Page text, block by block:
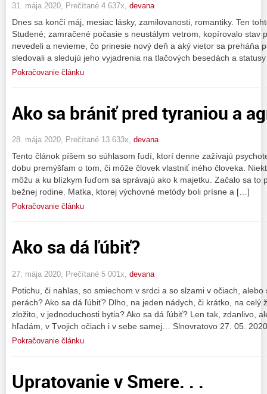
31. mája 2020, Prečítané 4 637x, devana
Dnes sa končí máj, mesiac lásky, zamilovanosti, romantiky. Ten
Studené, zamračené počasie s neustálym vetrom, kopírovalo stav
nevedeli a nevieme, čo prinesie nový deň a aký vietor sa preháňa
sledovali a sledujú jeho vyjadrenia na tlačových besedách a
Pokračovanie článku
Ako sa brániť pred tyraniou a
28. mája 2020, Prečítané 13 633x, devana
Tento článok píšem so súhlasom ľudí, ktorí denne zažívajú
dobu premýšľam o tom, či môže človek vlastniť iného človeka.
môžu a ku blízkym ľuďom sa správajú ako k majetku. Začalo sa to
bežnej rodine. Matka, ktorej výchovné metódy boli prísne a […]
Pokračovanie článku
Ako sa dá ľúbiť?
27. mája 2020, Prečítané 5 001x, devana
Potichu, či nahlas, so smiechom v srdci a so slzami v očiach,
perách? Ako sa dá ľúbiť? Dlho, na jeden nádych, či krátko, na celý
zložito, v jednoduchosti bytia? Ako sa dá ľúbiť? Len tak, zdanlivo,
hľadám, v Tvojich očiach i v sebe samej… Slnovratovo 27. 05. 2020
Pokračovanie článku
Upratovanie v Smere. . .